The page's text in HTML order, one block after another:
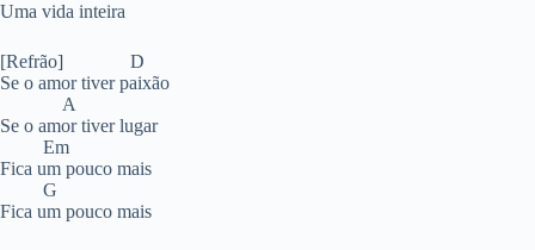
Uma vida inteira
[Refrão] D
Se o amor tiver paixão
A
Se o amor tiver lugar
Em
Fica um pouco mais
G
Fica um pouco mais